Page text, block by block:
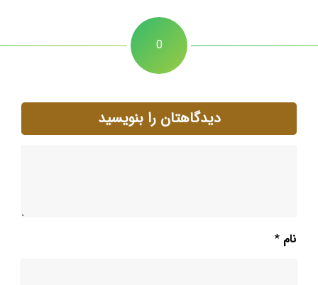
0
دیدگاهتان را بنویسید
نام *